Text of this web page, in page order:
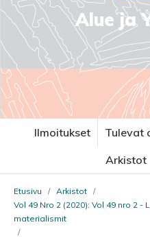
Alue ja
Ilmoitukset Tulevat
Arkistot
Etusivu / Arkistot /
Vol 49 Nro 2 (2020): Vol 49 nro 2
materialismit
/